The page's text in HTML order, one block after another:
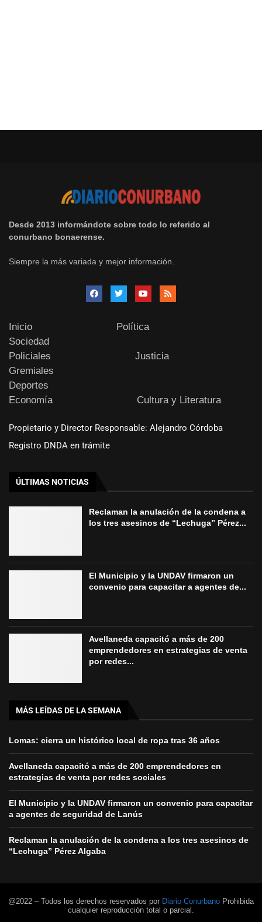
Desde 2013 informándote sobre todo lo referido al
conurbano bonaerense.
Siempre la más variada y mejor información.
Inicio
Política
Sociedad
Policiales
Justicia
Gremiales
Deportes
Economía
Cultura y Literatura
Propietario y Director Responsable: Alejandro Córdoba
Registro DNDA en trámite
ÚLTIMAS NOTICIAS
Reclaman la anulación de la condena a
los tres asesinos de “Lechuga” Pérez...
El Municipio y la UNDAV firmaron un
convenio para capacitar a agentes de...
Avellaneda capacitó a más de 200
emprendedores en estrategias de venta
por redes...
MÁS LEÍDAS DE LA SEMANA
Lomas: cierra un histórico local de ropa tras 36 años
Avellaneda capacitó a más de 200 emprendedores en
estrategias de venta por redes sociales
El Municipio y la UNDAV firmaron un convenio para capacitar
a agentes de seguridad de Lanús
Reclaman la anulación de la condena a los tres asesinos de
“Lechuga” Pérez Algaba
@2022 – Todos los derechos reservados por Diario Conurbano Prohibida
cualquier reproducción total o parcial.